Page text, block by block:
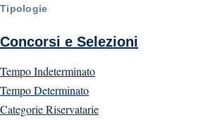
Tipologie
Concorsi e Selezioni
Tempo Indeterminato
Tempo Determinato
Categorie Riservatarie